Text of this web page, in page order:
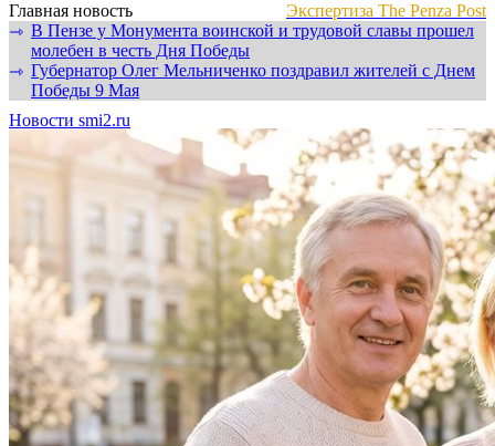
Главная новость
Экспертиза The Penza Post
⇾ В Пензе у Монумента воинской и трудовой славы прошел
молебен в честь Дня Победы
⇾ Губернатор Олег Мельниченко поздравил жителей с Днем
Победы 9 Мая
Новости smi2.ru